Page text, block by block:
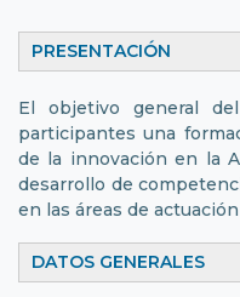
PRESENTACIÓN
El objetivo general
participantes una
de la innovación en la
desarrollo de
en las áreas de
DATOS GENERALES